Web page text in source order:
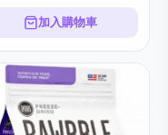
加入購物車